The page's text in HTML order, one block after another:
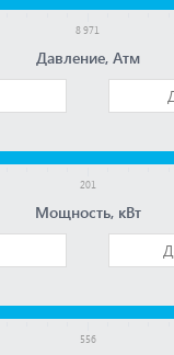
8 971
Давление, Атм
201
Мощность, кВт
556